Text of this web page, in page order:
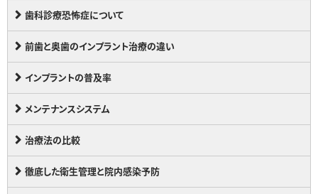
歯科診療恐怖症について
前歯と奥歯のインプラント治療の違い
インプラントの普及率
メンテナンスシステム
治療法の比較
徹底した衛生管理と院内感染予防